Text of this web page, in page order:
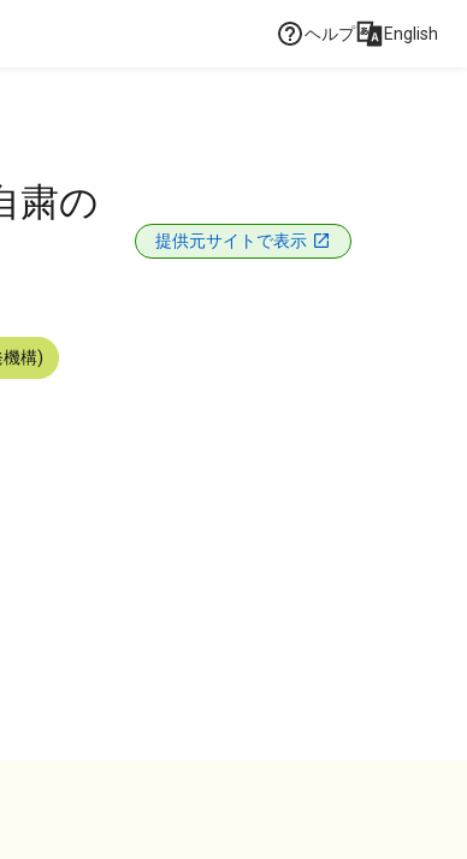
ヘルプ English
粛の
提供元サイトで表示
構)